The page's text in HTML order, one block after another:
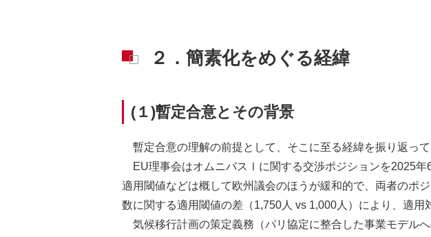
２．簡素化をめぐる経緯
(１)暫定合意とその背景
暫定合意の理解の前提として、そこに至る経緯を振り返って
EU理事会はオムニバスⅠに関する交渉ポジションを2025年
適用閾値などは概して欧州議会のほうが緩和的で、両者のポ
数に関する適用閾値の差（1,750人 vs 1,000人）により、適
気候移行計画の策定義務（パリ協定に整合した事業モデル